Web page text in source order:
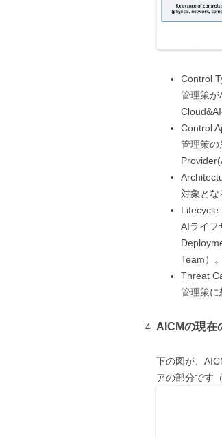
Control
管理策が
Control
管理策の
対象とな
Lifecycle
AIライフ
Team）。
Threat
管理策に
AICMの現在
下の図が、
アの部分です